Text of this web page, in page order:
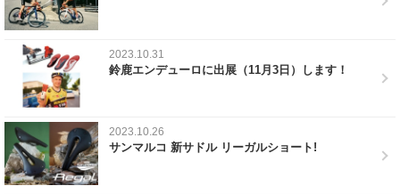
2023.10.31
鈴鹿エンデューロに出展（11月3日）します！
2023.10.26
サンマルコ 新サドル リーガルショート!